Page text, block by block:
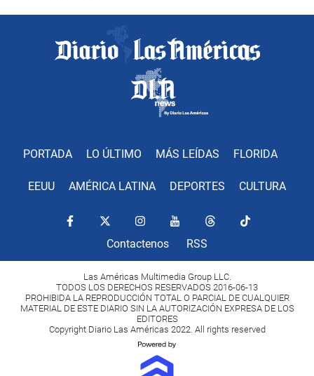
PORTADA LO ÚLTIMO MÁS LEÍDAS FLORIDA
EEUU AMÉRICA LATINA DEPORTES CULTURA
Contactenos RSS
Las Américas Multimedia Group LLC.
TODOS LOS DERECHOS RESERVADOS 2016-06-13
PROHIBIDA LA REPRODUCCIÓN TOTAL O PARCIAL DE CUALQUIER
MATERIAL DE ESTE DIARIO SIN LA AUTORIZACIÓN EXPRESA DE LOS
EDITORES
Copyright Diario Las Américas 2022. All rights reserved